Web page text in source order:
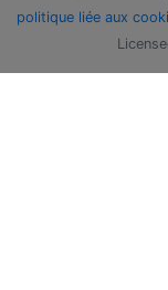
politique liée aux